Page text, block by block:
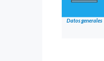
Datos generales